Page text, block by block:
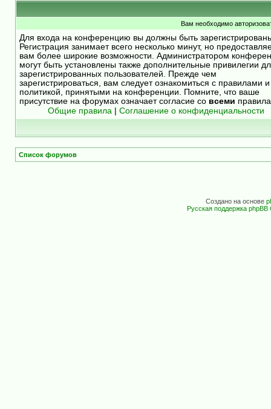
Вам необходимо
Для входа на конференцию вы должны быть
Регистрация занимает всего несколько минут, но
вам более широкие возможности. Администратором
могут быть установлены также дополнительные привилегии
зарегистрированных пользователей. Прежде чем
зарегистрироваться, вам следует ознакомиться с правилами и
политикой, принятыми на конференции. Помните, что ваше
присутствие на форумах означает согласие со всеми
Общие правила
Соглашение о конфиденциальности
Список форумов
Создано на основе
Русская поддержка phpBB